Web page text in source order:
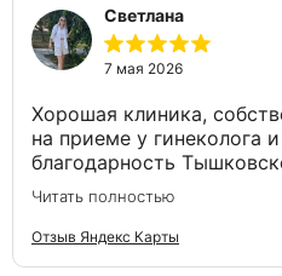
состояние груди,
рекомендации по
ответила на все
аккуратна. Не назначила
продолжу лечиться и
этого врача.
Понравилось все.
Светлана
7 мая 2026
Хорошая клиника,
на приеме у гинеколога
благодарность
Александровне, за
Была рада попасть к вам
Читать полностью
Отзыв Яндекс Карты